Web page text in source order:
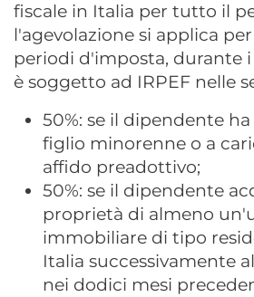
fiscale in Italia per tutto il
l'agevolazione si applica
periodi d'imposta, durante
è soggetto ad IRPEF nelle
50%: se il dipendente
figlio minorenne o a
affido preadottivo;
50%: se il dipendente
proprietà di almeno
immobiliare di tipo
Italia successivamente
nei dodici mesi